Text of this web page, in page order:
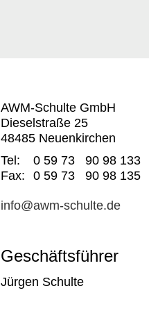
AWM-Schulte GmbH
Dieselstraße 25
48485 Neuenkirchen
Tel:
0 59 73 90 98 133
Fax:
0 59 73 90 98 135
info@awm-schulte.de
Geschäftsführer
Jürgen Schulte